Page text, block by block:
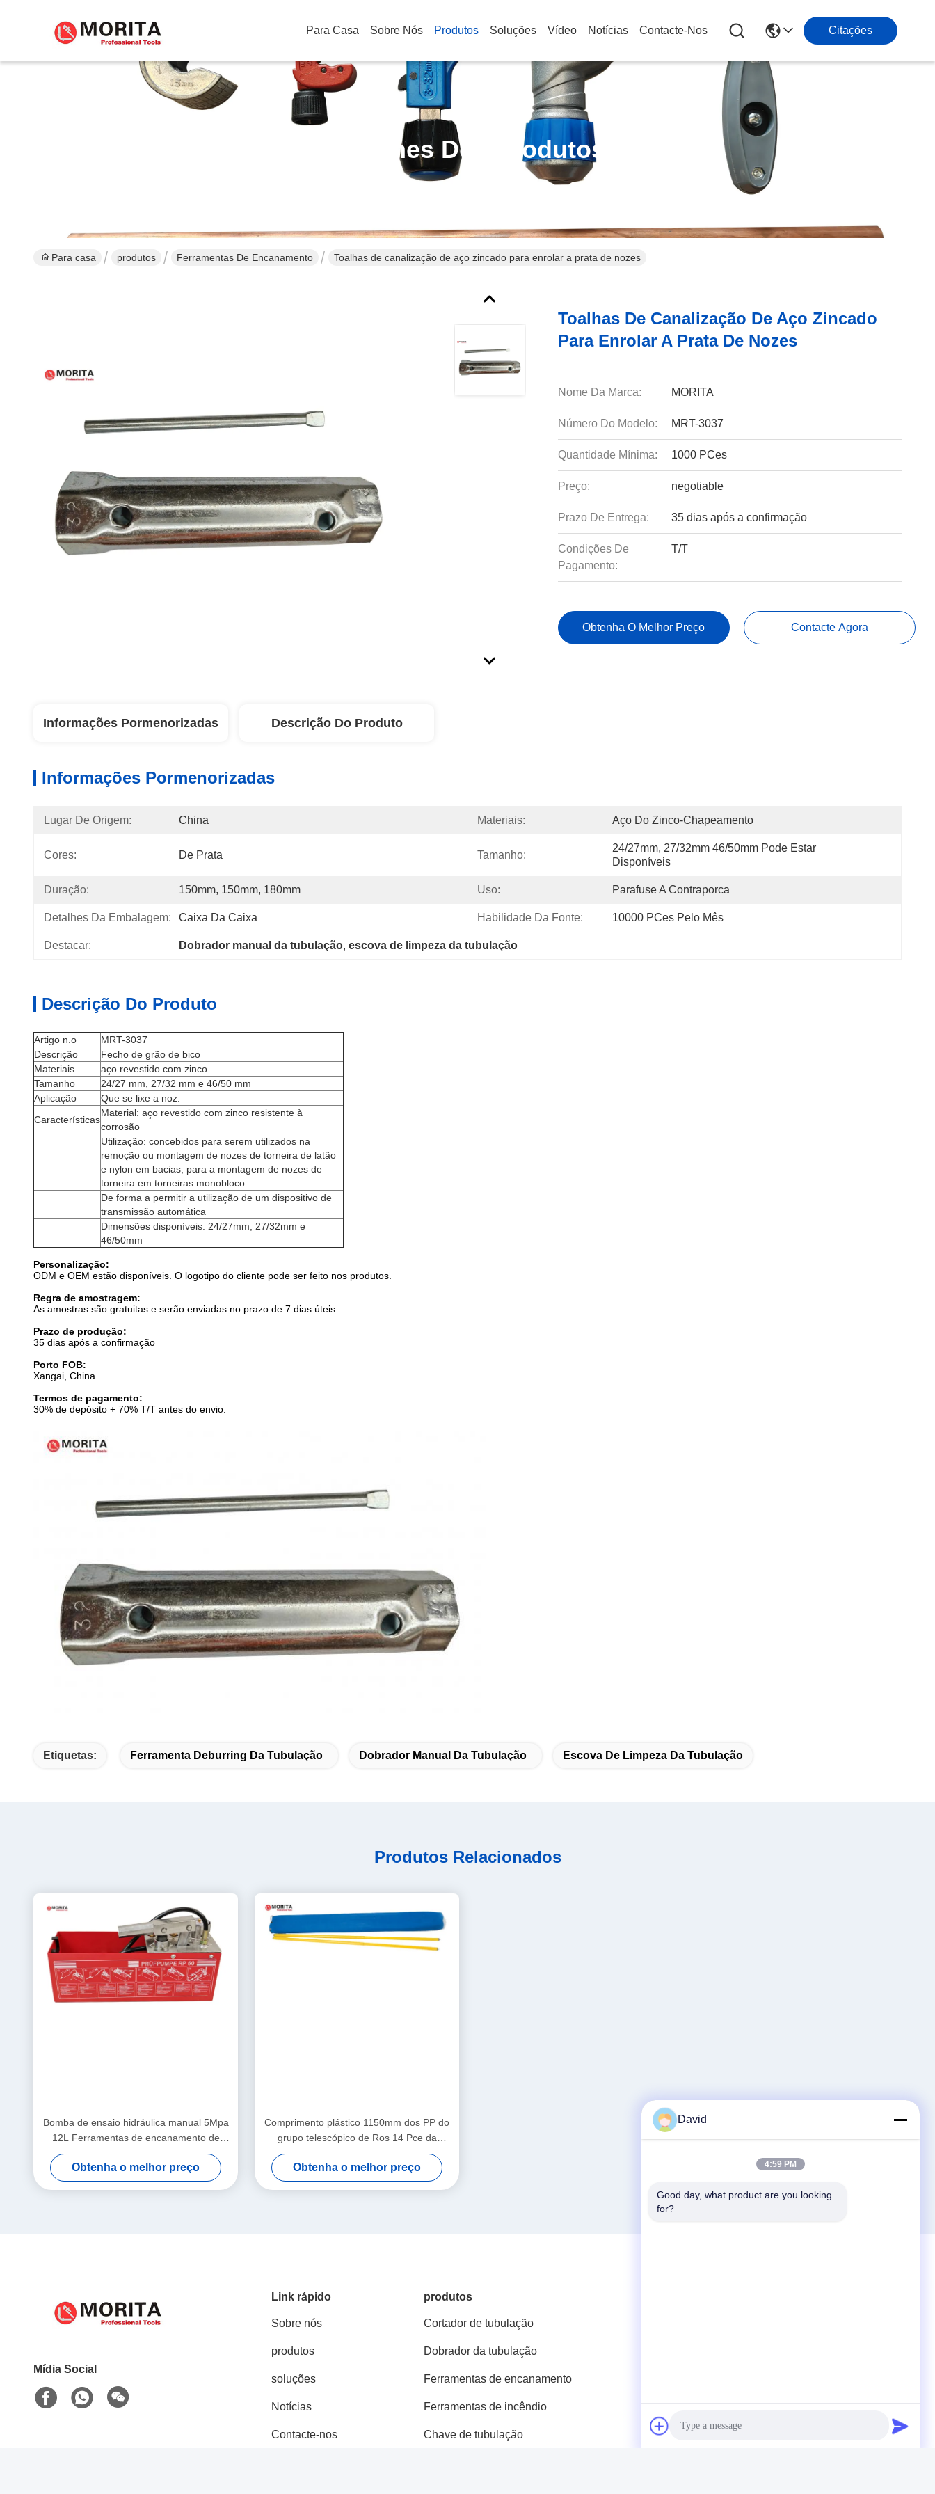
Para Casa Sobre Nós Produtos Soluções Vídeo Notícias Contacte-Nos Citações
Detalhes Dos Produtos
Para casa produtos Ferramentas De Encanamento Toalhas de canalização de aço zincado para enrolar a prata de nozes
Toalhas De Canalização De Aço Zincado
Para Enrolar A Prata De Nozes
Nome Da Marca: MORITA
Número Do Modelo: MRT-3037
Quantidade Mínima: 1000 PCes
Preço: negotiable
Prazo De Entrega: 35 dias após a confirmação
Condições De
Pagamento:
T/T
Obtenha O Melhor Preço Contacte Agora
Informações Pormenorizadas Descrição Do Produto
Informações Pormenorizadas
Lugar De Origem: China Materiais: Aço Do Zinco-Chapeamento
Cores: De Prata Tamanho:
24/27mm, 27/32mm 46/50mm Pode Estar
Disponíveis
Duração: 150mm, 150mm, 180mm Uso: Parafuse A Contraporca
Detalhes Da Embalagem: Caixa Da Caixa Habilidade Da Fonte: 10000 PCes Pelo Mês
Destacar: Dobrador manual da tubulação, escova de limpeza da tubulação
Descrição Do Produto
Artigo n.o
MRT-3037
Descrição
Fecho de grão de bico
Materiais
aço revestido com zinco
Tamanho
24/27 mm, 27/32 mm e 46/50 mm
Aplicação
Que se lixe a noz.
Características
Material: aço revestido com zinco resistente à
corrosão
Utilização: concebidos para serem utilizados na
remoção ou montagem de nozes de torneira de latão
e nylon em bacias, para a montagem de nozes de
torneira em torneiras monobloco
De forma a permitir a utilização de um dispositivo de
transmissão automática
Dimensões disponíveis: 24/27mm, 27/32mm e
46/50mm
Personalização:
ODM e OEM estão disponíveis. O logotipo do cliente pode ser feito nos produtos.
Regra de amostragem:
As amostras são gratuitas e serão enviadas no prazo de 7 dias úteis.
Prazo de produção:
35 dias após a confirmação
Porto FOB:
Xangai, China
Termos de pagamento:
30% de depósito + 70% T/T antes do envio.
Etiquetas: Ferramenta Deburring Da Tubulação Dobrador Manual Da Tubulação Escova De Limpeza Da Tubulação
Produtos Relacionados
Bomba de ensaio hidráulica manual 5Mpa
12L Ferramentas de encanamento de
latão e aço e ligas de alumínio Tubo de
água pressurizante e teste de vazamento
Obtenha o melhor preço
Comprimento plástico 1150mm dos PP do
grupo telescópico de Ros 14 Pce da
escada uma posse disponível da cor forte
do saco da lona o tapete no lugar
Obtenha o melhor preço
Mídia Social
Link rápido
Sobre nós
produtos
soluções
Notícias
Contacte-nos
produtos
Cortador de tubulação
Dobrador da tubulação
Ferramentas de encanamento
Ferramentas de incêndio
Chave de tubulação
No 178, Rua Wangzhuang, distrito novo,
David
4:59 PM
Good day, what product are you looking
for?